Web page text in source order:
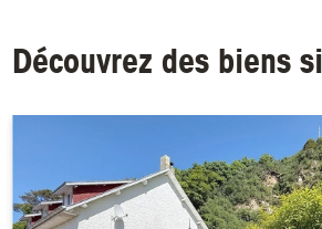
Découvrez des biens